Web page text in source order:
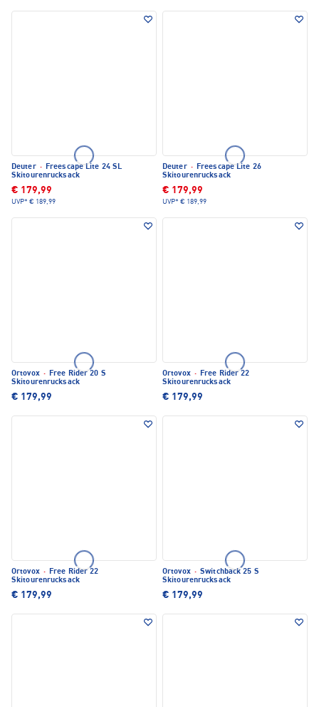
Deuter · Freescape Lite 24 SL
Skitourenrucksack
€ 179,99
UVP* € 189,99
Deuter · Freescape Lite 26
Skitourenrucksack
€ 179,99
UVP* € 189,99
Ortovox · Free Rider 20 S
Skitourenrucksack
€ 179,99
Ortovox · Free Rider 22
Skitourenrucksack
€ 179,99
Ortovox · Free Rider 22
Skitourenrucksack
€ 179,99
Ortovox · Switchback 25 S
Skitourenrucksack
€ 179,99